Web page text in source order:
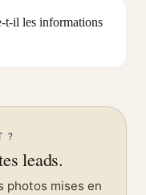
t-il les informations
?
leads.
photos mises en